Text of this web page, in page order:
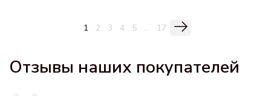
1 2 3 4 5 ... 17
Отзывы наших покупателей